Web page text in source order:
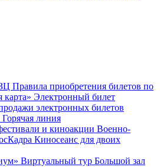
Правила приобретения билетов по
Электронный билет
электронных билетов
Горячая линия
и киноакции Военно-
Киносеанс для двоих
Виртуальный тур Большой зал